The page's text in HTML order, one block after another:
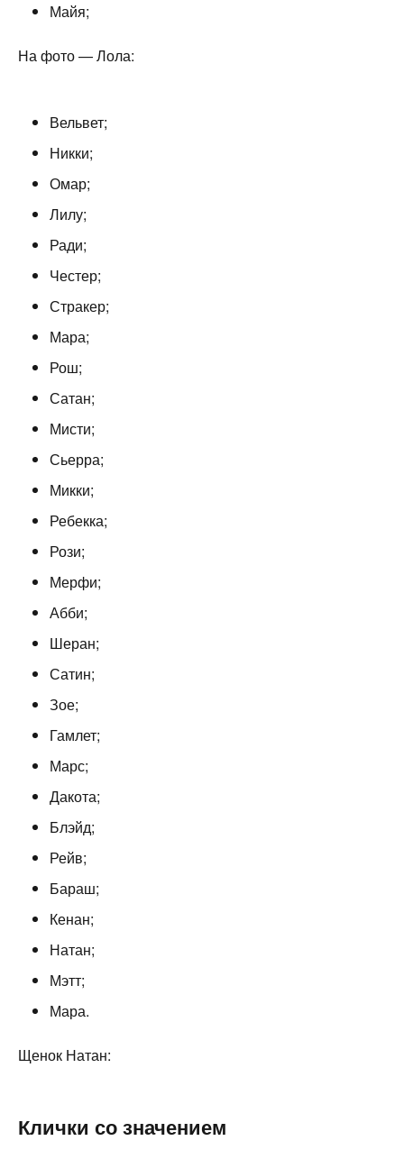
Майя;
На фото — Лола:
Вельвет;
Никки;
Омар;
Лилу;
Ради;
Честер;
Стракер;
Мара;
Рош;
Сатан;
Мисти;
Сьерра;
Микки;
Ребекка;
Рози;
Мерфи;
Абби;
Шеран;
Сатин;
Зое;
Гамлет;
Марс;
Дакота;
Блэйд;
Рейв;
Бараш;
Кенан;
Натан;
Мэтт;
Мара.
Щенок Натан:
Клички со значением